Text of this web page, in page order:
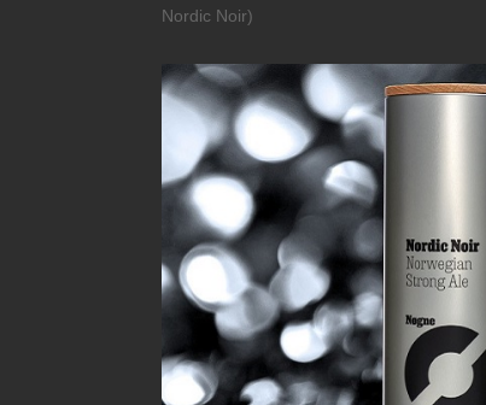
Nordic Noir)